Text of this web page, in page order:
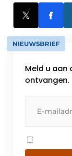
NIEUWSBRIEF
Meld u aan
ontvangen.